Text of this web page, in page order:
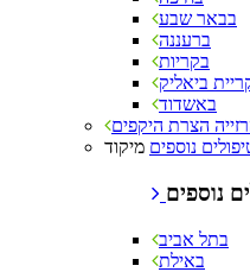
בבאר שבע
ברעננה
בקריות
ביאליק
באשדוד
הצרת היקפים
נוספים
נוספים
בתל אביב
באילת